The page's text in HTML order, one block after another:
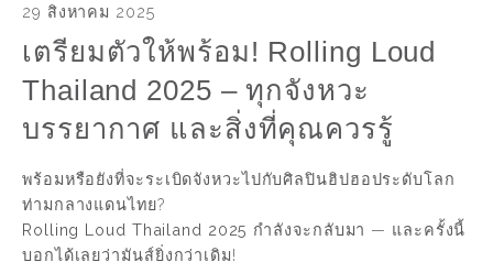
29 สิงหาคม 2025
เตรียมตัวให้พร้อม! Rolling Loud
Thailand 2025 – ทุกจังหวะ
บรรยากาศ และสิ่งที่คุณควรรู้
พร้อมหรือยังที่จะระเบิดจังหวะไปกับศิลปินฮิปฮอประดับโลก
ท่ามกลางแดนไทย?
Rolling Loud Thailand 2025 กำลังจะกลับมา — และครั้งนี้
บอกได้เลยว่ามันส์ยิ่งกว่าเดิม!